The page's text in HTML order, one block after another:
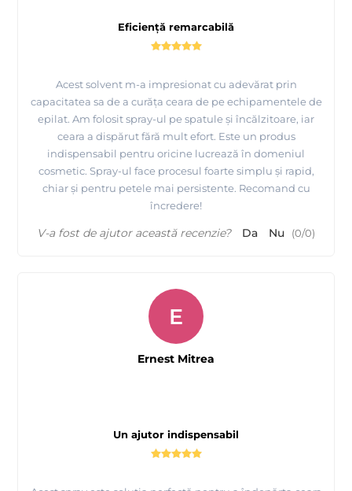
Eficiență remarcabilă
Acest solvent m-a impresionat cu adevărat prin
capacitatea sa de a curăța ceara de pe echipamentele de
epilat. Am folosit spray-ul pe spatule și încălzitoare, iar
ceara a dispărut fără mult efort. Este un produs
indispensabil pentru oricine lucrează în domeniul
cosmetic. Spray-ul face procesul foarte simplu și rapid,
chiar și pentru petele mai persistente. Recomand cu
încredere!
V-a fost de ajutor această recenzie? Da Nu (0/0)
Un ajutor indispensabil
E
Ernest Mitrea